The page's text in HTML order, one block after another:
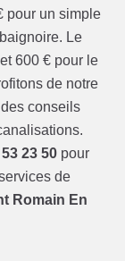
pour un simple
Le
600 € pour le
de notre
conseils
23 50 pour
de
Romain En